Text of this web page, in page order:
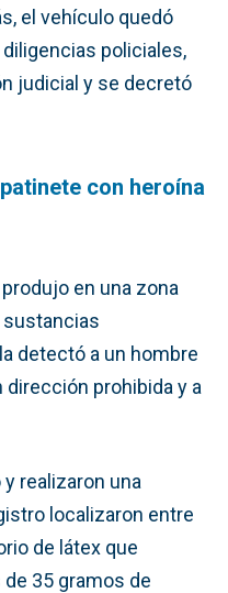
el vehículo quedó
policiales,
judicial y se decretó
con heroína
en una zona
sustancias
detectó a un hombre
prohibida y a
realizaron una
localizaron entre
de látex que
35 gramos de